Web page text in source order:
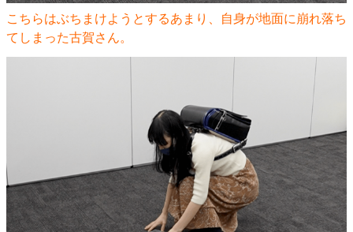
こちらはぶちまけようとするあまり、自身が地面に崩れ落ち
てしまった古賀さん。